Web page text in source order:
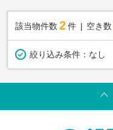
該当物件数 2件 空き数
絞り込み条件： なし